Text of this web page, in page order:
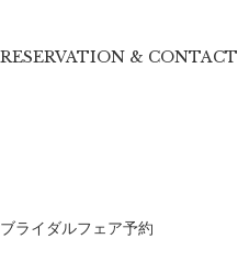
RESERVATION & CONTACT
ブライダルフェア予約